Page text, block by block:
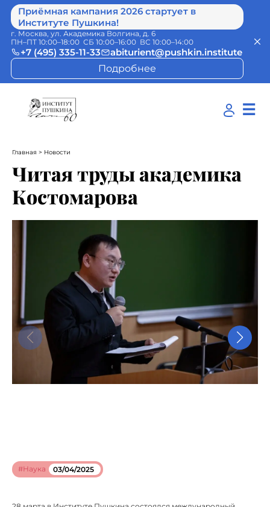
Приёмная кампания 2026 стартует в
Институте Пушкина!
г. Москва, ул. Академика Волгина, д. 6
ПН–ПТ 10:00–18:00 СБ 10:00–16:00 ВС 10:00–14:00
+7 (495) 335-11-33
abiturient@pushkin.institute
Подробнее
☰
Главная > Новости
Читая труды академика
Костомарова
#Наука 03/04/2025